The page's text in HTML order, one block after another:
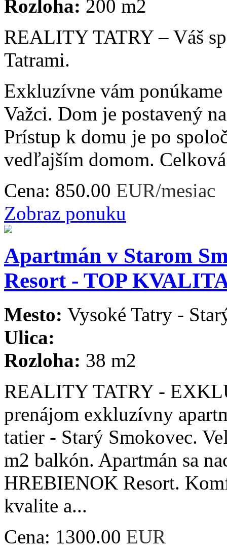
Rozloha: 200 m2
REALITY TATRY – Váš
Tatrami.
Exkluzívne vám
Važci. Dom je postavený
Prístup k domu je po
vedľajším domom.
Cena: 850.00 EUR/mesiac
Zobraz ponuku
Apartmán v Starom
Resort - TOP
Mesto: Vysoké Tatry -
Ulica:
Rozloha: 38 m2
REALITY TATRY -
prenájom exkluzívny
tatier - Starý Smokovec.
m2 balkón. Apartmán sa
HREBIENOK Resort.
kvalite a...
Cena: 1300.00 EUR